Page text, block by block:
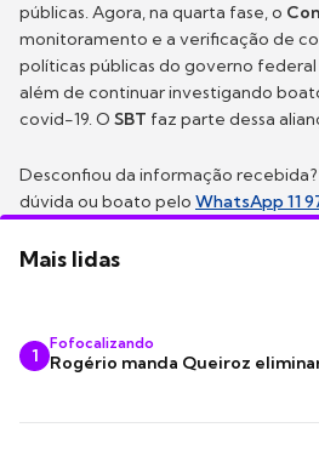
públicas. Agora, na quarta fase, o
monitoramento e a verificação de
políticas públicas do governo
além de continuar investigando
covid-19. O SBT faz parte dessa
Desconfiou da informação recebida?
dúvida ou boato pelo WhatsApp 11
Mais lidas
1
Fofocalizando
Rogério manda Queiroz